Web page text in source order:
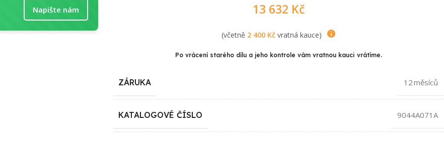
Napište nám 13 632 Kč
(včetně 2 400 Kčvratná kauce)
Po vrácení starého dílu a jeho kontrole vám vratnou kauci vrátíme.
ZÁRUKA 12 měsíců
KATALOGOVÉ ČÍSLO 9044A071A